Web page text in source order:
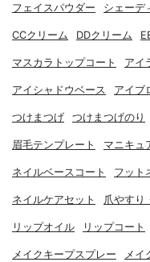
フェイスパウダー シェーデ
CCクリーム DDクリーム
マスカラトップコート アイ
アイシャドウベース アイブ
つけまつげ つけまつげのり
眉毛テンプレート マニキュ
ネイルベースコート フット
ネイルケアセット 爪やすり
リップオイル リップコート
メイクキープスプレー メイ